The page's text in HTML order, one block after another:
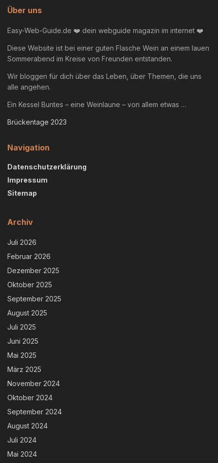
Über uns
Easy-Web-Guide.de ❤️ dein webguide magazin im internet ❤️
Diese Website ist bei einer guten Flasche Wein an einem lauen
Sommerabend im Kreise von Freunden entstanden.
Wir bloggen für dich über das Leben, über Themen, die uns
alle angehen.
Ein Kessel Buntes – eine Weinlaune – von allem etwas …
Brückentage 2023
Navigation
Datenschutzerklärung
Impressum
Sitemap
Archiv
Juli 2026
Februar 2026
Dezember 2025
Oktober 2025
September 2025
August 2025
Juli 2025
Juni 2025
Mai 2025
März 2025
November 2024
Oktober 2024
September 2024
August 2024
Juli 2024
Mai 2024